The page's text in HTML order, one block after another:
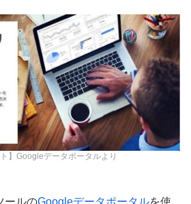
ト】Googleデータポータルより